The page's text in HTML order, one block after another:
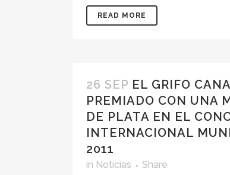
READ MORE
26 SEP EL GRIFO
PREMIADO CON UNA
DE PLATA EN EL
INTERNACIONAL
2011
in Noticias Share